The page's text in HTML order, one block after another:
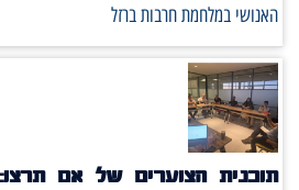
האנושי במלחמת חרבות ברזל
תוכנית הצוערים של אם